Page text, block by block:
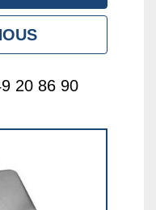
20 86 90